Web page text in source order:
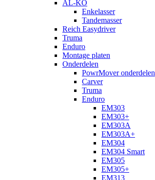
AL-KO
Enkelasser
Tandemasser
Reich Easydriver
Truma
Enduro
Montage platen
Onderdelen
PowrMover onderdelen
Carver
Truma
Enduro
EM303
EM303+
EM303A
EM303A+
EM304
EM304 Smart
EM305
EM305+
EM313